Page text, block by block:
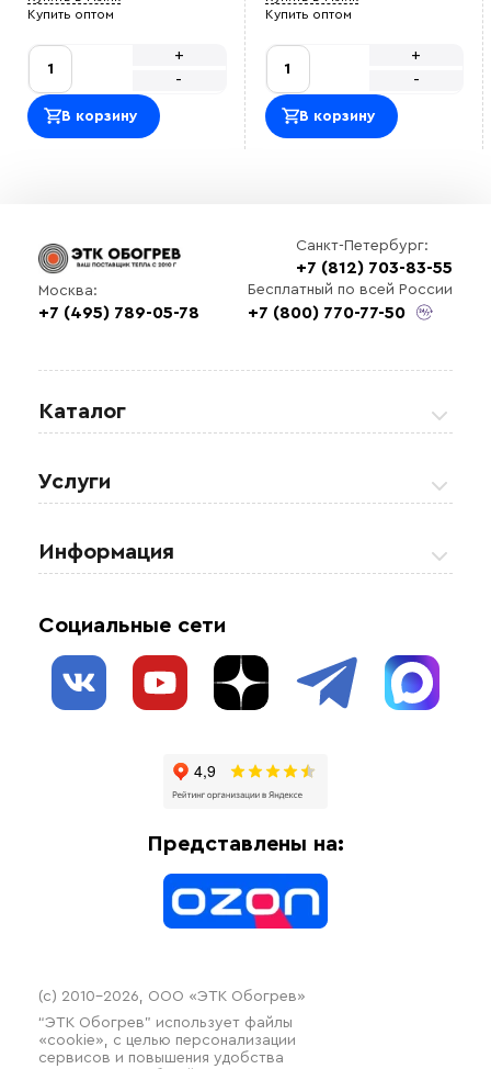
Купить оптом
-
+
В корзину
Купить оптом
-
+
В корзину
Санкт-Петербург:
+7 (812) 703-83-55
Москва:
+7 (495) 789-05-78
Бесплатный по всей России
+7 (800) 770-77-50
Каталог
Регулирующая аппаратура
Взрывозащищенное оборудование
Системы защиты от протечки
Отопительное оборудование
Услуги
Обогрев резервуаров
Обогрев трубопроводов
Информация
Блог
Социальные сети
Представлены на:
(c) 2010–2026, ООО «ЭТК Обогрев»
“ЭТК Обогрев” использует файлы
«cookie», с целью персонализации
сервисов и повышения удобства